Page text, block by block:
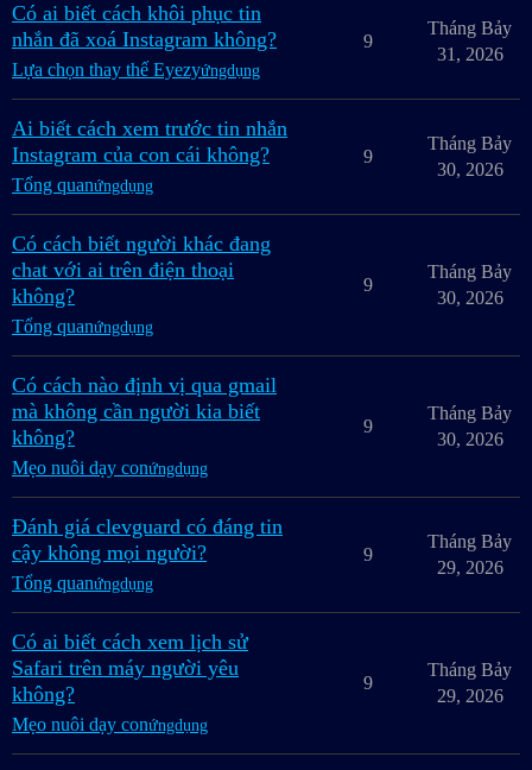
Có ai biết cách khôi phục tin
nhắn đã xoá Instagram không?
Lựa chọn thay thế Eyezyứngdụng
9
Tháng Bảy
31, 2026
Ai biết cách xem trước tin nhắn
Instagram của con cái không?
Tổng quanứngdụng
9
Tháng Bảy
30, 2026
Có cách biết người khác đang
chat với ai trên điện thoại
không?
Tổng quanứngdụng
9
Tháng Bảy
30, 2026
Có cách nào định vị qua gmail
mà không cần người kia biết
không?
Mẹo nuôi dạy conứngdụng
9
Tháng Bảy
30, 2026
Đánh giá clevguard có đáng tin
cậy không mọi người?
Tổng quanứngdụng
9
Tháng Bảy
29, 2026
Có ai biết cách xem lịch sử
Safari trên máy người yêu
không?
Mẹo nuôi dạy conứngdụng
9
Tháng Bảy
29, 2026